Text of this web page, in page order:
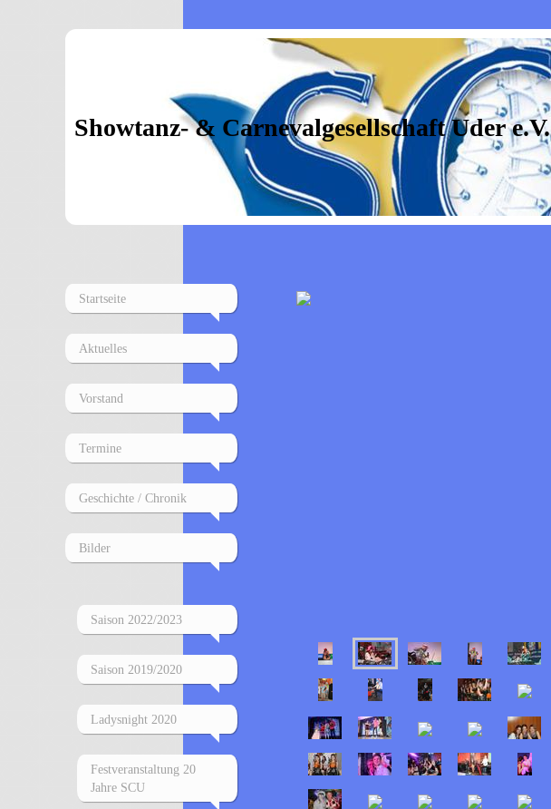
Showtanz- & Carnevalgesellschaft Uder e.V.
Startseite
Aktuelles
Vorstand
Termine
Geschichte / Chronik
Bilder
Saison 2022/2023
Saison 2019/2020
Ladysnight 2020
Festveranstaltung 20
Jahre SCU